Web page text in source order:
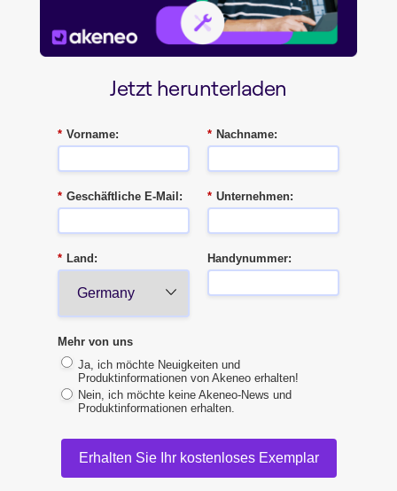
Jetzt herunterladen
* Vorname: * Nachname:
* Geschäftliche E-Mail: * Unternehmen:
* Land: Handynummer:
Mehr von uns
Ja, ich möchte Neuigkeiten und
Produktinformationen von Akeneo erhalten!
Nein, ich möchte keine Akeneo-News und
Produktinformationen erhalten.
Erhalten Sie Ihr kostenloses Exemplar